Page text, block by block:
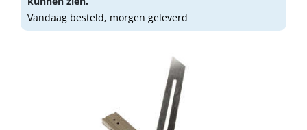
Vandaag besteld, morgen geleverd